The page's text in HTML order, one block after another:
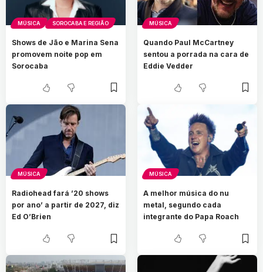
MÚSICA SOROCABA E REGIÃO
Shows de Jão e Marina Sena
promovem noite pop em
Sorocaba
MÚSICA
Quando Paul McCartney
sentou a porrada na cara de
Eddie Vedder
MÚSICA
Radiohead fará ’20 shows
por ano’ a partir de 2027, diz
Ed O’Brien
MÚSICA
A melhor música do nu
metal, segundo cada
integrante do Papa Roach